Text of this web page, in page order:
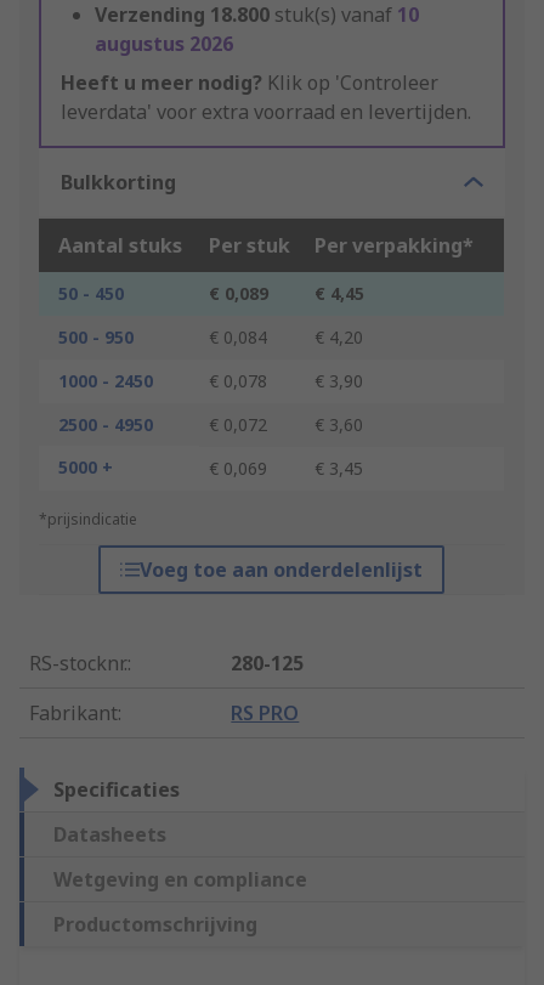
Verzending 18.800 stuk(s) vanaf 10
augustus 2026
Heeft u meer nodig? Klik op 'Controleer
leverdata' voor extra voorraad en levertijden.
Bulkkorting
Aantal stuks Per stuk Per verpakking*
50 - 450 € 0,089
€ 4,45
500 - 950
€ 0,084
€ 4,20
1000 - 2450
€ 0,078
€ 3,90
2500 - 4950
€ 0,072
€ 3,60
5000 +
€ 0,069 € 3,45
*prijsindicatie
Voeg toe aan onderdelenlijst
RS-stocknr.:
280-125
Fabrikant: RS PRO
Specificaties
Datasheets
Wetgeving en compliance
Productomschrijving